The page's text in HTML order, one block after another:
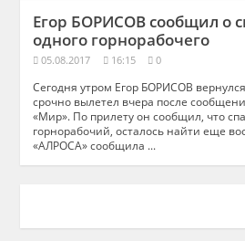
Егор БОРИСОВ сообщил о
одного горнорабочего
05.08.2017 16:15 0
Сегодня утром Егор БОРИСОВ
срочно вылетел вчера после
«Мир». По прилету он сообщил, что
горнорабочий, осталось найти еще
«АЛРОСА» сообщила ...